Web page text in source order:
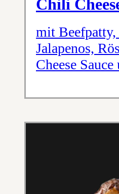
Chili
mit
Jalapenos,
Cheese